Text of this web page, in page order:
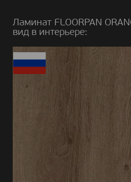
Ламинат FLOORPAN
вид в интерьере: